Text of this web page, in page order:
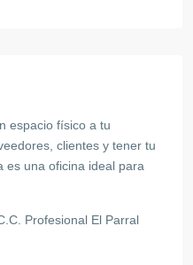
espacio físico a tu
clientes y tener tu
es una oficina ideal para
Profesional El Parral